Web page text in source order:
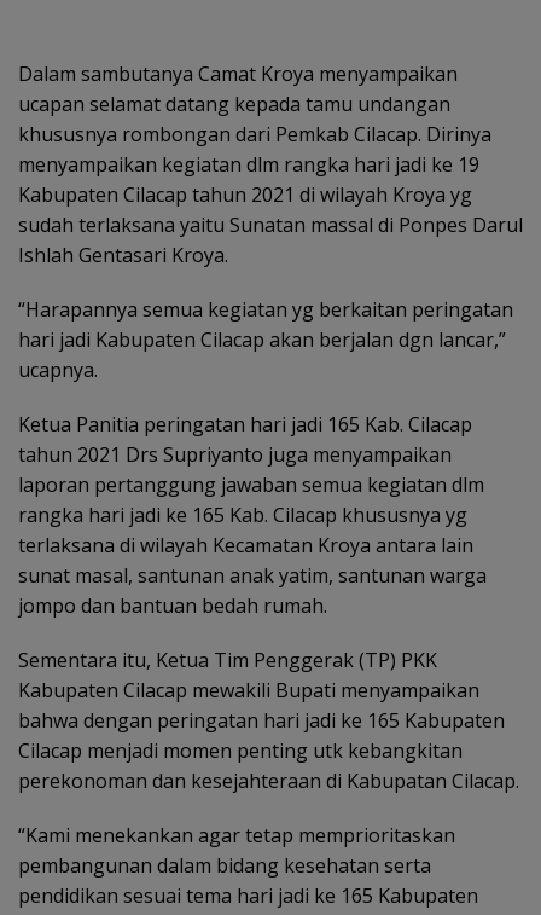
Dalam sambutanya Camat Kroya menyampaikan
ucapan selamat datang kepada tamu undangan
khususnya rombongan dari Pemkab Cilacap. Dirinya
menyampaikan kegiatan dlm rangka hari jadi ke 19
Kabupaten Cilacap tahun 2021 di wilayah Kroya yg
sudah terlaksana yaitu Sunatan massal di Ponpes Darul
Ishlah Gentasari Kroya.
“Harapannya semua kegiatan yg berkaitan peringatan
hari jadi Kabupaten Cilacap akan berjalan dgn lancar,”
ucapnya.
Ketua Panitia peringatan hari jadi 165 Kab. Cilacap
tahun 2021 Drs Supriyanto juga menyampaikan
laporan pertanggung jawaban semua kegiatan dlm
rangka hari jadi ke 165 Kab. Cilacap khususnya yg
terlaksana di wilayah Kecamatan Kroya antara lain
sunat masal, santunan anak yatim, santunan warga
jompo dan bantuan bedah rumah.
Sementara itu, Ketua Tim Penggerak (TP) PKK
Kabupaten Cilacap mewakili Bupati menyampaikan
bahwa dengan peringatan hari jadi ke 165 Kabupaten
Cilacap menjadi momen penting utk kebangkitan
perekonoman dan kesejahteraan di Kabupatan Cilacap.
“Kami menekankan agar tetap memprioritaskan
pembangunan dalam bidang kesehatan serta
pendidikan sesuai tema hari jadi ke 165 Kabupaten